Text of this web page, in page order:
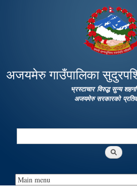
main
content
अजयमेरु गाउँपालिका
भ्रस्टाचार विरुद्ध सुन्य
अजयमेरु सरकारको
Search